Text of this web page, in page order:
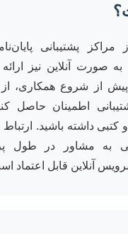
مراکز پشتیبانی
صورت آنلاین نیز
از شروع همکاری، از
اطمینان حاصل
کتبی داشته باشید.
به مشاور در طول
آنلاین قابل اعتماد